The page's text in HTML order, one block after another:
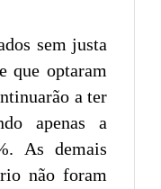
sem justa
que optaram
a ter
apenas a
As demais
não foram